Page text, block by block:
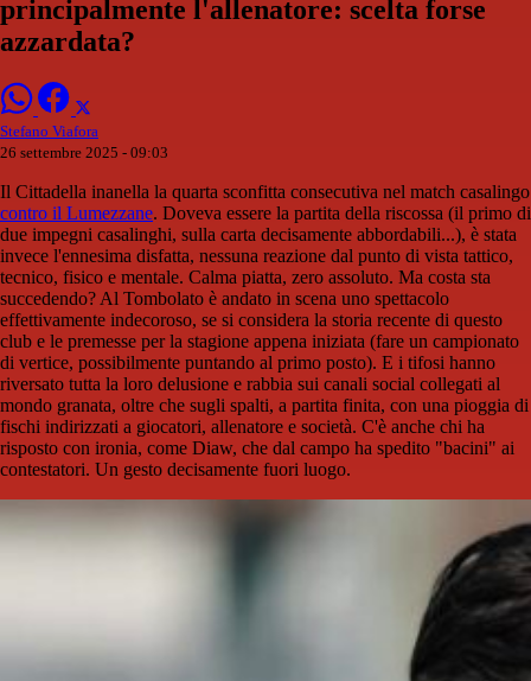
principalmente l'allenatore: scelta forse
azzardata?
Stefano Viafora
26 settembre 2025 - 09:03
Il Cittadella inanella la quarta sconfitta consecutiva nel match casalingo
contro il Lumezzane. Doveva essere la partita della riscossa (il primo di
due impegni casalinghi, sulla carta decisamente abbordabili...), è stata
invece l'ennesima disfatta, nessuna reazione dal punto di vista tattico,
tecnico, fisico e mentale. Calma piatta, zero assoluto. Ma costa sta
succedendo? Al Tombolato è andato in scena uno spettacolo
effettivamente indecoroso, se si considera la storia recente di questo
club e le premesse per la stagione appena iniziata (fare un campionato
di vertice, possibilmente puntando al primo posto). E i tifosi hanno
riversato tutta la loro delusione e rabbia sui canali social collegati al
mondo granata, oltre che sugli spalti, a partita finita, con una pioggia di
fischi indirizzati a giocatori, allenatore e società. C'è anche chi ha
risposto con ironia, come Diaw, che dal campo ha spedito "bacini" ai
contestatori. Un gesto decisamente fuori luogo.